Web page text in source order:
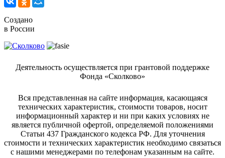
Создано
в России
Деятельность осуществляется при грантовой поддержке
Фонда «Сколково»
Вся представленная на сайте информация, касающаяся
технических характеристик, стоимости товаров, носит
информационный характер и ни при каких условиях не
является публичной офертой, определяемой положениями
Статьи 437 Гражданского кодекса РФ. Для уточнения
стоимости и технических характеристик необходимо связаться
с нашими менеджерами по телефонам указанным на сайте.